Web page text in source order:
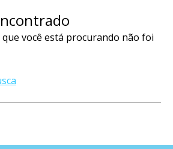
você está procurando não foi